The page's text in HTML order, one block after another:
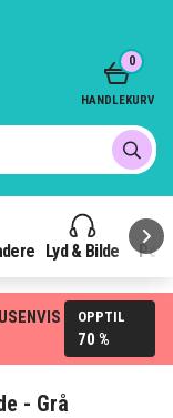
Lyd & Bilde
0
HANDLEKURV
OPPTIL
70 %
- Grå